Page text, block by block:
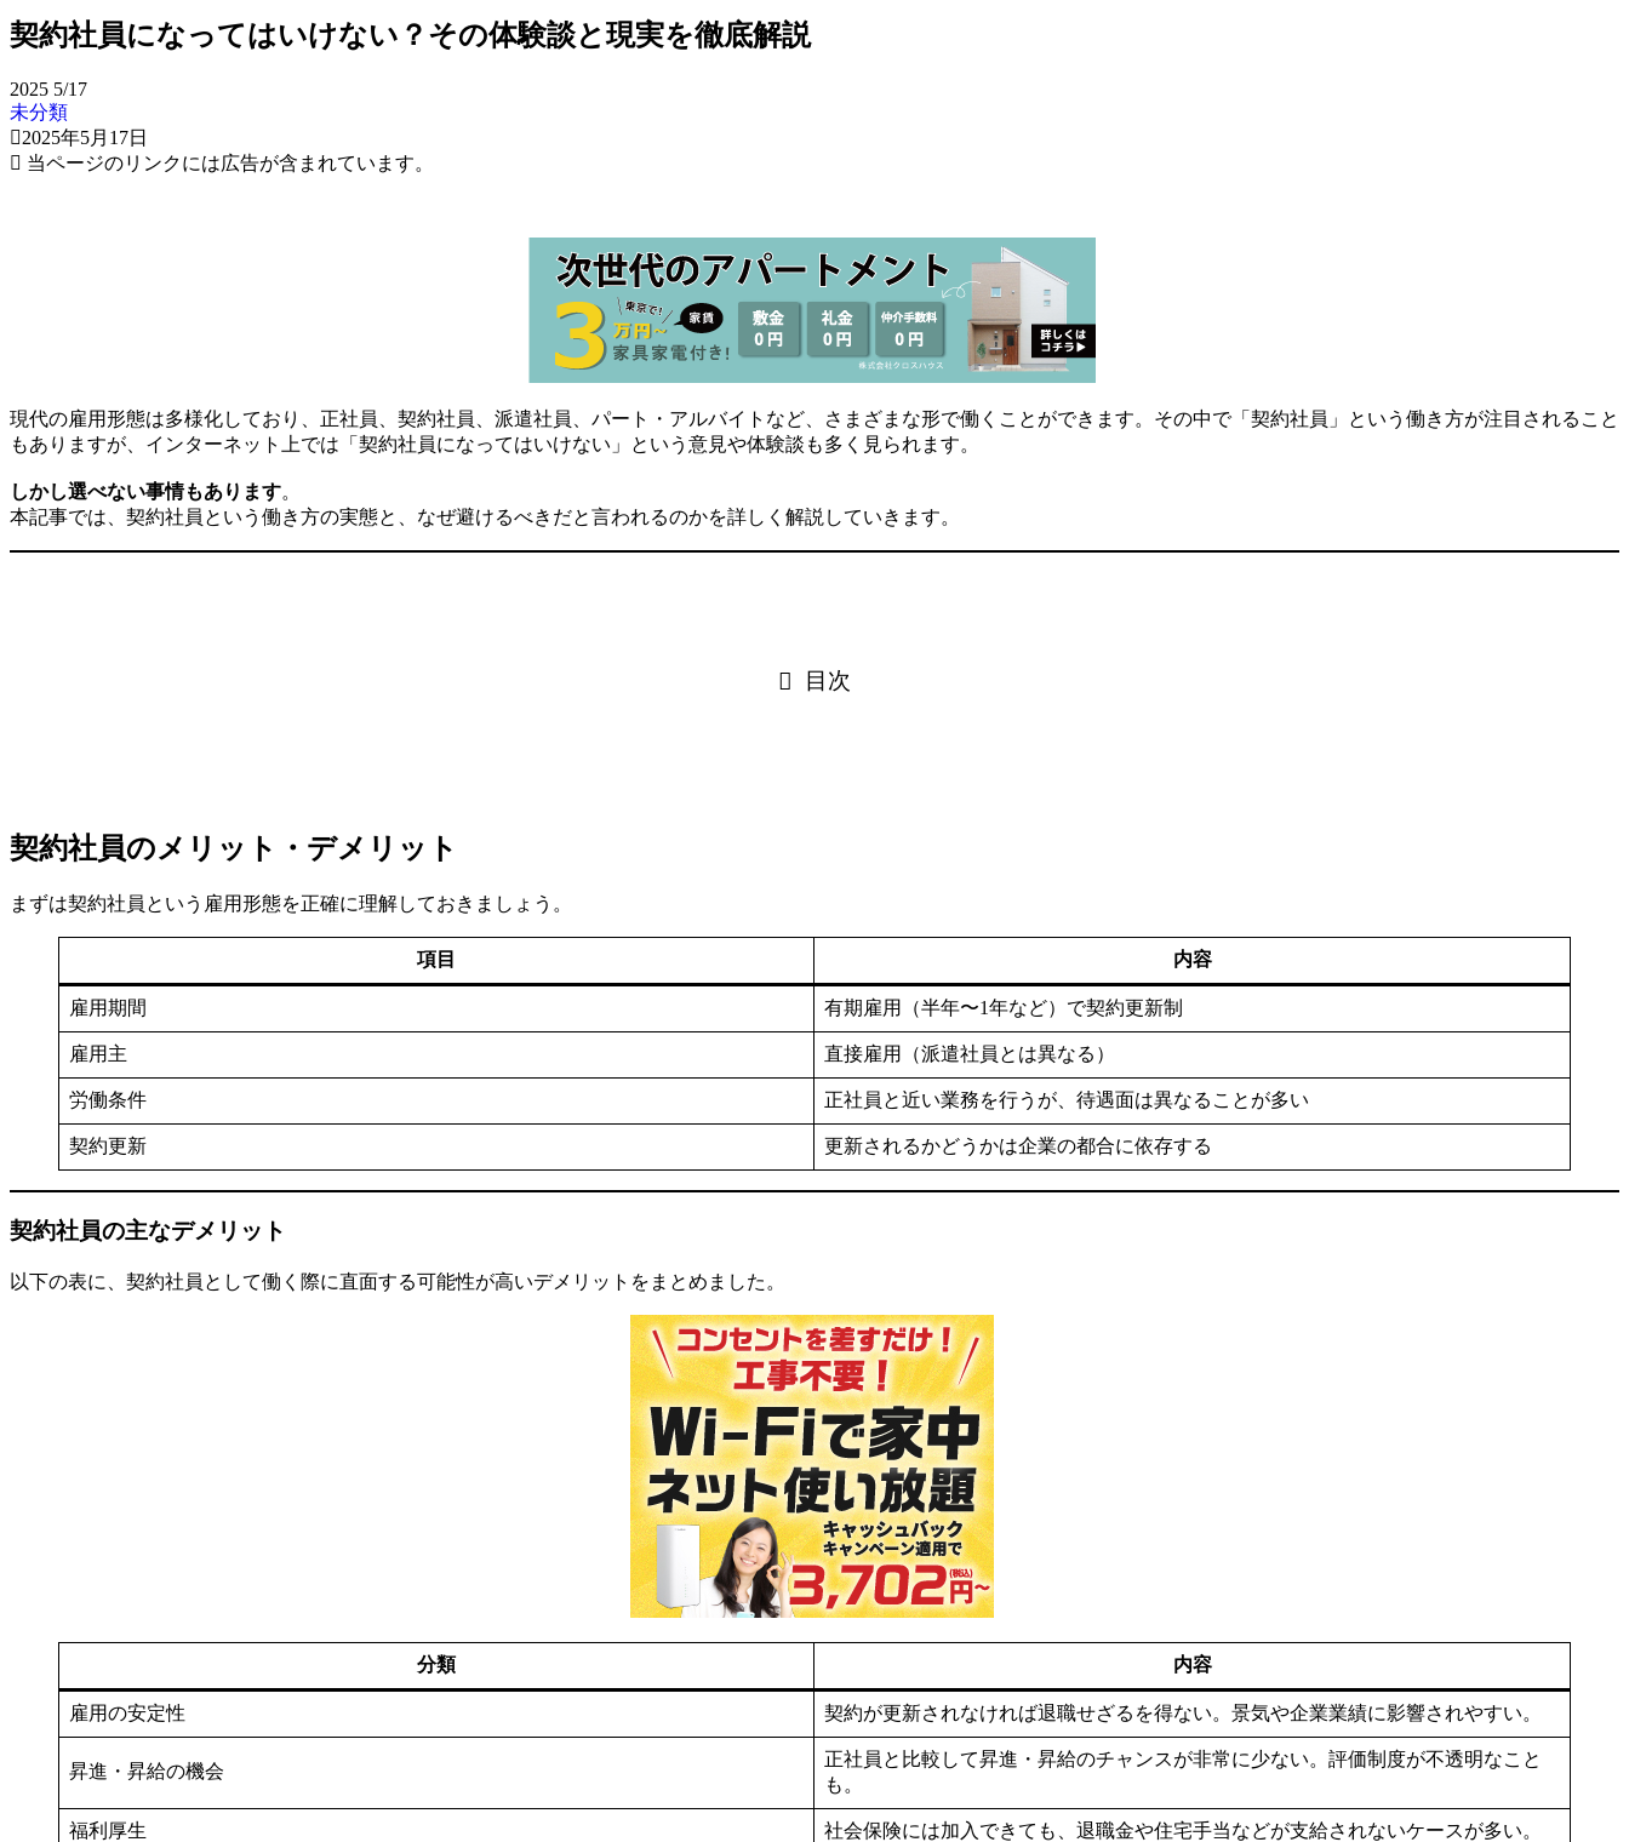
契約社員になってはいけない？その体験談と現実を徹底解説
2025 5/17
未分類
2025年5月17日
当ページのリンクには広告が含まれています。
現代の雇用形態は多様化しており、正社員、契約社員、派遣社員、パート・アルバイトなど、さまざまな形で働くことができます。その中で「契約社員」という働き方が注目されること
もありますが、インターネット上では「契約社員になってはいけない」という意見や体験談も多く見られます。
しかし選べない事情もあります。
本記事では、契約社員という働き方の実態と、なぜ避けるべきだと言われるのかを詳しく解説していきます。
目次
契約社員のメリット・デメリット
まずは契約社員という雇用形態を正確に理解しておきましょう。
項目 内容
雇用期間 有期雇用（半年〜1年など）で契約更新制
雇用主 直接雇用（派遣社員とは異なる）
労働条件 正社員と近い業務を行うが、待遇面は異なることが多い
契約更新 更新されるかどうかは企業の都合に依存する
契約社員の主なデメリット
以下の表に、契約社員として働く際に直面する可能性が高いデメリットをまとめました。
分類 内容
雇用の安定性 契約が更新されなければ退職せざるを得ない。景気や企業業績に影響されやすい。
昇進・昇給の機会
正社員と比較して昇進・昇給のチャンスが非常に少ない。評価制度が不透明なこと
も。
福利厚生 社会保険には加入できても、退職金や住宅手当などが支給されないケースが多い。